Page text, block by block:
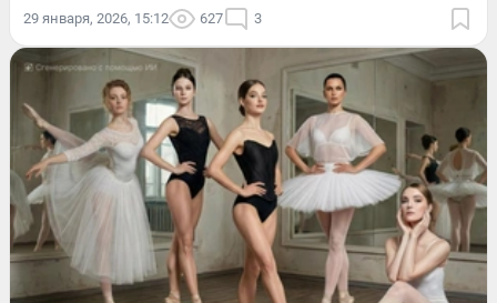
29 января, 2026, 15:12 627 3